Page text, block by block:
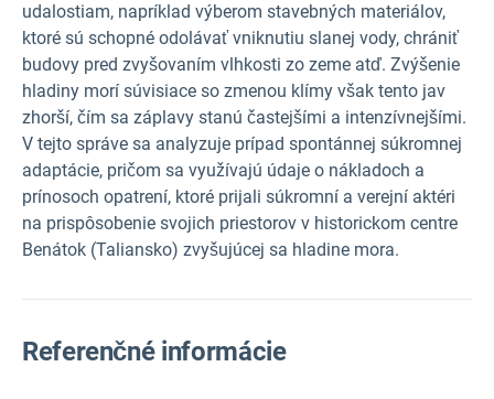
udalostiam, napríklad výberom stavebných materiálov,
ktoré sú schopné odolávať vniknutiu slanej vody, chrániť
budovy pred zvyšovaním vlhkosti zo zeme atď. Zvýšenie
hladiny morí súvisiace so zmenou klímy však tento jav
zhorší, čím sa záplavy stanú častejšími a intenzívnejšími.
V tejto správe sa analyzuje prípad spontánnej súkromnej
adaptácie, pričom sa využívajú údaje o nákladoch a
prínosoch opatrení, ktoré prijali súkromní a verejní aktéri
na prispôsobenie svojich priestorov v historickom centre
Benátok (Taliansko) zvyšujúcej sa hladine mora.
Referenčné informácie